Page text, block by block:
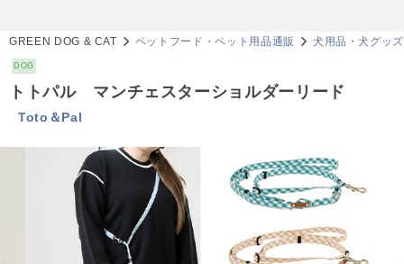
GREEN DOG & CAT ペットフード・ペット用品通販 犬用品・犬グッズ
DOG
トトパル マンチェスターショルダーリード
Toto＆Pal